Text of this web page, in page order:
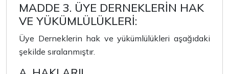
MADDE 3. ÜYE DERNEKLERİN HAK
VE YÜKÜMLÜLÜKLERİ:
Üye Derneklerin hak ve yükümlülükleri aşağıdaki
şekilde sıralanmıştır.